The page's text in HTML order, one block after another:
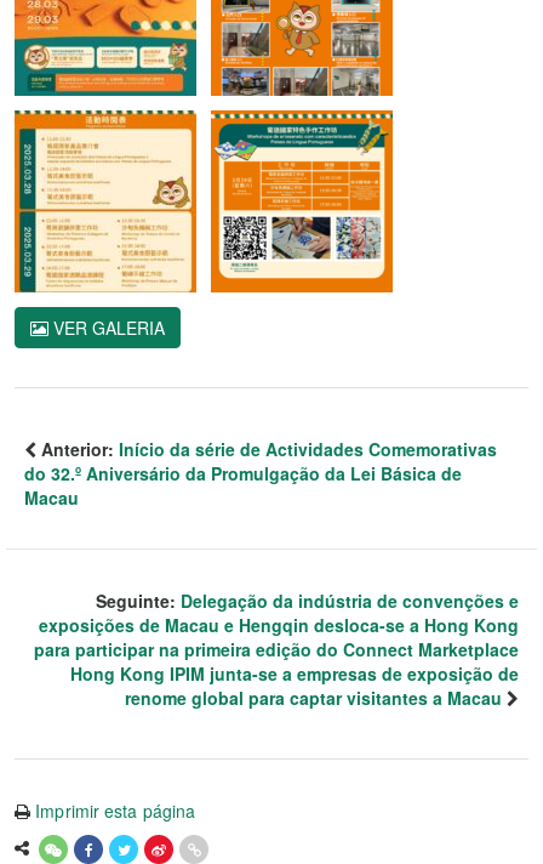
VER GALERIA
Anterior: Início da série de Actividades Comemorativas
do 32.º Aniversário da Promulgação da Lei Básica de
Macau
Seguinte: Delegação da indústria de convenções e
exposições de Macau e Hengqin desloca-se a Hong Kong
para participar na primeira edição do Connect Marketplace
Hong Kong IPIM junta-se a empresas de exposição de
renome global para captar visitantes a Macau
Imprimir esta página